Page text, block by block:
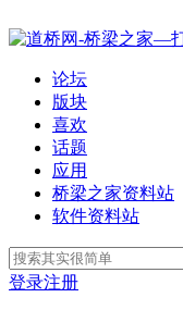
论坛
版块
喜欢
话题
应用
桥梁之家资料站
软件资料站
登录注册